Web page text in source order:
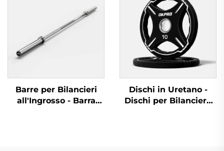
Barre per Bilancieri
all'Ingrosso - Barra
Dischi in Uretano -
Dischi per Bilanciere